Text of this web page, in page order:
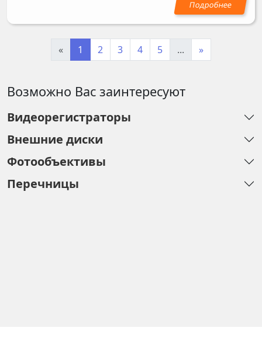
« 1 2 3 4 5 ... »
Возможно Вас заинтересуют
Видеорегистраторы
Внешние диски
Фотообъективы
Перечницы